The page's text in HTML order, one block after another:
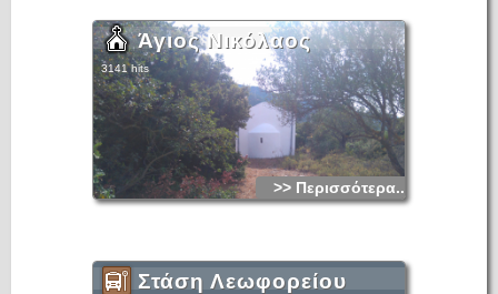
Άγιος Νικόλαος
3141 hits
>> Περισσότερα...
Στάση Λεωφορείου